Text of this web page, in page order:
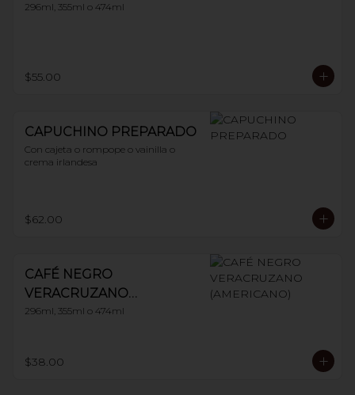
296ml, 355ml o 474ml
$55.00
CAPUCHINO PREPARADO
Con cajeta o rompope o vainilla o
crema irlandesa
$62.00
CAFÉ NEGRO
VERACRUZANO
(AMERICANO)
296ml, 355ml o 474ml
$38.00